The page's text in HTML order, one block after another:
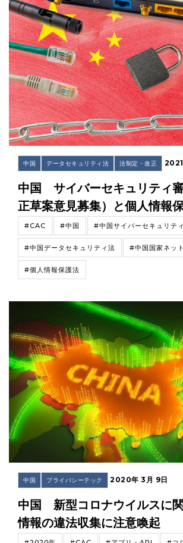
中国 データセキュリティ法 法制定・改正
中国 サイバーセキュリティ
正草案意見募集）と個人情報
#CAC #中国 #中国サイバーセキュリテ
#中国データセキュリティ法 #中国国家ネッ
#個人情報保護法
中国 プライバシーテック 2020年 3月 9日
中国 新型コロナウイルスに
情報の違法収集に注意喚起